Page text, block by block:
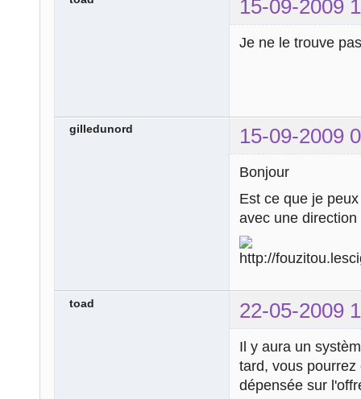
15-09-2009
Je ne le trouve
gilledunord 15-09-2009
Bonjour
Est ce que je
avec une
toad 22-05-2009
Il y aura un
tard, vous
dépensée sur